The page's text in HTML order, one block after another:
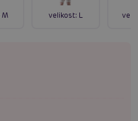
M velikost: L